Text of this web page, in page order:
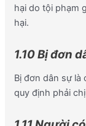
hại do tội phạm
hại.
1.10 Bị đơn
Bị đơn dân sự là
quy định phải